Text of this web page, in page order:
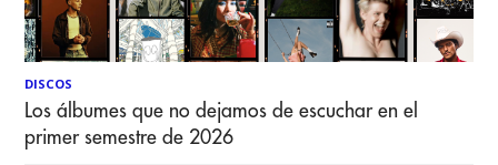
DISCOS
Los álbumes que no dejamos de escuchar en el
primer semestre de 2026